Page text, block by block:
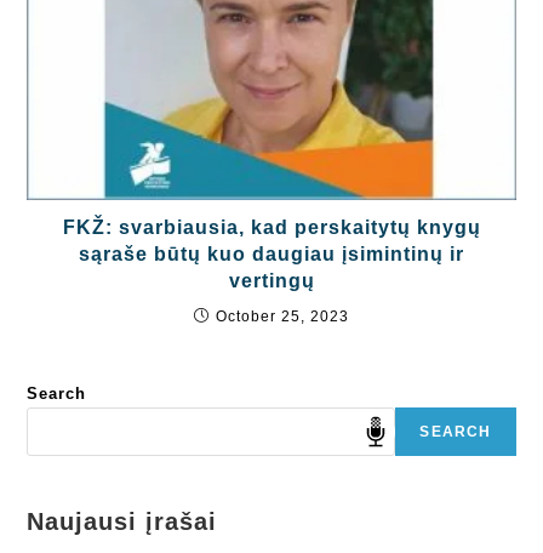
FKŽ: svarbiausia, kad perskaitytų knygų
sąraše būtų kuo daugiau įsimintinų ir
vertingų
October 25, 2023
Search
SEARCH
Naujausi įrašai